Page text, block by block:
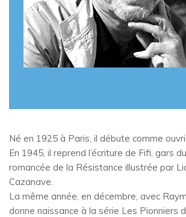
Né en 1925 à Paris, il débute comme
En 1945, il reprend l’écriture de Fifi, gars
romancée de la Résistance illustrée par
Cazanave.
La même année, en décembre, avec
donne naissance à la série Les Pionniers